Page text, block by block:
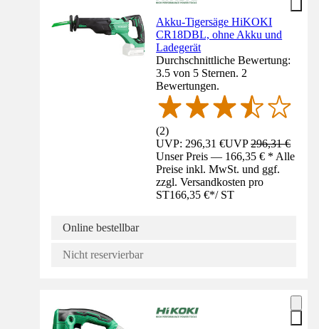
Akku-Tigersäge HiKOKI
CR18DBL, ohne Akku und
Ladegerät
Durchschnittliche Bewertung:
3.5 von 5 Sternen. 2
Bewertungen.
(2)
UVP: 296,31 €UVP296,31 €
Unser Preis — 166,35 € * Alle
Preise inkl. MwSt. und ggf.
zzgl. Versandkosten pro
ST166,35 €*/ ST
Online bestellbar
Nicht reservierbar